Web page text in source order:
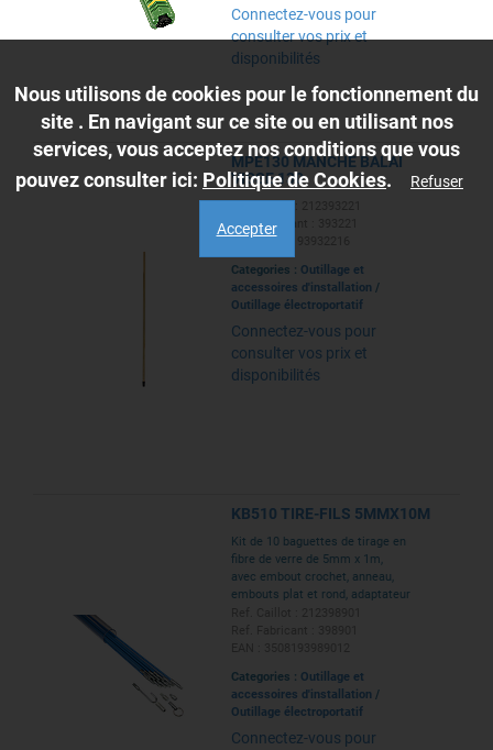
Connectez-vous pour
consulter vos prix et
disponibilités
MPE130 MANCHE BALAI
VISSE 130
Ref. Fabricant : 393221
EAN : 3508193932216
Categories : Outillage et
accessoires d'installation /
Outillage électroportatif
Connectez-vous pour
consulter vos prix et
disponibilités
KB510 TIRE-FILS 5MMX10M
Kit de 10 baguettes de tirage en
fibre de verre de 5mm x 1m,
avec embout crochet, anneau,
embouts plat et rond, adaptateur
Categories : Outillage et
accessoires d'installation /
Outillage électroportatif
Connectez-vous pour
Nous utilisons de cookies pour le fonctionnement du
site . En navigant sur ce site ou en utilisant nos
services, vous acceptez nos conditions que vous
pouvez consulter ici: Politique de Cookies. Refuser
Accepter